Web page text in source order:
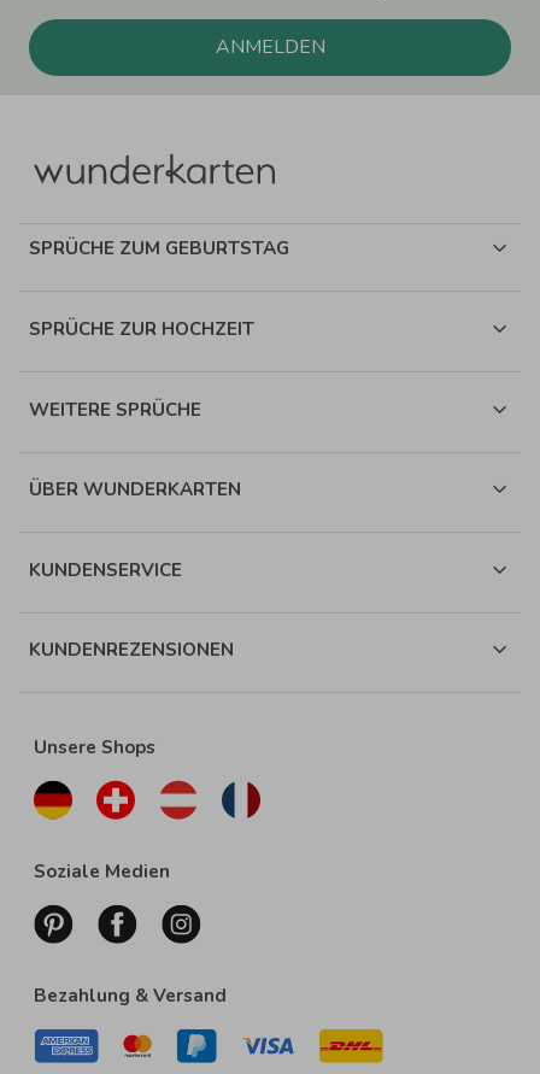
ANMELDEN
SPRÜCHE ZUM GEBURTSTAG
SPRÜCHE ZUR HOCHZEIT
WEITERE SPRÜCHE
ÜBER WUNDERKARTEN
KUNDENSERVICE
KUNDENREZENSIONEN
Unsere Shops
Soziale Medien
Bezahlung & Versand